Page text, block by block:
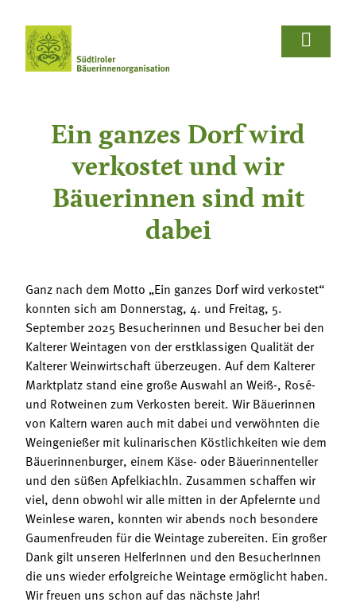


Bäuerin des Jahres
Sozialgenossenschaft "Mit Bäuerinnen lernen -
wachsen - leben"
Berichte und Aktuelles
Termine
Mitgliedschaft
Landessekretariat
Für Bäuerinnen

Aus- und Weiterbildung
Reiseangebote
Von Bäuerinnen

Bastelanleitungen



Schulprojekte

Koch- & Backkurse


Hof- & Gartenführungen

Produktpräsentationen & Verkostungen

Bäuerliche Buffets

Hofgeschichten

Ein ganzes Dorf wird
verkostet und wir
Bäuerinnen sind mit
dabei
Ganz nach dem Motto „Ein ganzes Dorf wird verkostet“
konnten sich am Donnerstag, 4. und Freitag, 5.
September 2025 Besucherinnen und Besucher bei den
Kalterer Weintagen von der erstklassigen Qualität der
Kalterer Weinwirtschaft überzeugen. Auf dem Kalterer
Marktplatz stand eine große Auswahl an Weiß-, Rosé-
und Rotweinen zum Verkosten bereit. Wir Bäuerinnen
von Kaltern waren auch mit dabei und verwöhnten die
Weingenießer mit kulinarischen Köstlichkeiten wie dem
Bäuerinnenburger, einem Käse- oder Bäuerinnenteller
und den süßen Apfelkiachln. Zusammen schaffen wir
viel, denn obwohl wir alle mitten in der Apfelernte und
Weinlese waren, konnten wir abends noch besondere
Gaumenfreuden für die Weintage zubereiten. Ein großer
Dank gilt unseren HelferInnen und den BesucherInnen
die uns wieder erfolgreiche Weintage ermöglicht haben.
Wir freuen uns schon auf das nächste Jahr!